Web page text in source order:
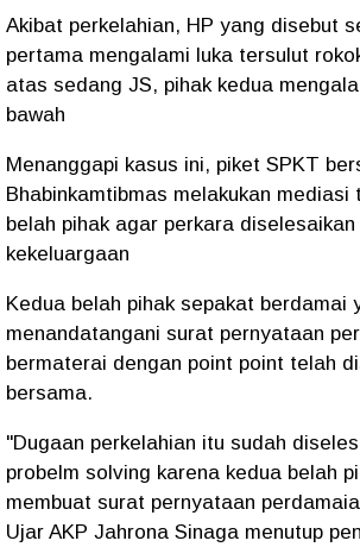
Akibat perkelahian, HP yang disebut
pertama mengalami luka tersulut
atas sedang JS, pihak kedua
bawah
Menanggapi kasus ini, piket SPKT
Bhabinkamtibmas melakukan mediasi
belah pihak agar perkara
kekeluargaan
Kedua belah pihak sepakat berdamai
menandatangani surat pernyataan
bermaterai dengan point point telah
bersama.
"Dugaan perkelahian itu sudah
probelm solving karena kedua belah
membuat surat pernyataan
Ujar AKP Jahrona Sinaga menutup